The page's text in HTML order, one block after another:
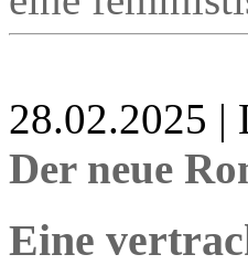
28.02.2025 |
Der neue
Eine